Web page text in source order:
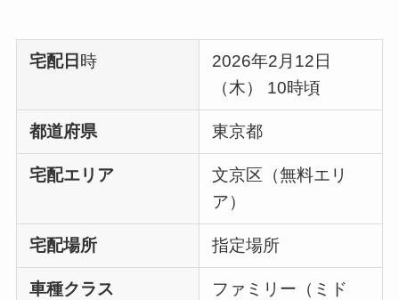
宅配日 時
2026年2月12日
（木） 10時頃
都道府県 東京都
宅配エリア
文京区（無料エリ
ア）
宅配場所 指定場所
車種クラス
ファミリー（ミド